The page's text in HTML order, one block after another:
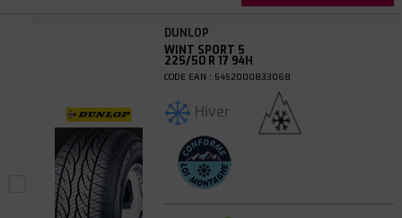
DUNLOP
WINT SPORT 5
225/50 R 17 94H
CODE EAN : 5452000833068
Hiver